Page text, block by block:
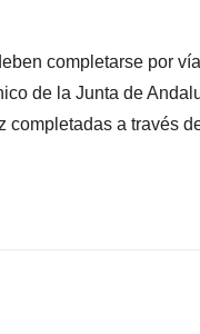
completarse por
de la Junta de
a través